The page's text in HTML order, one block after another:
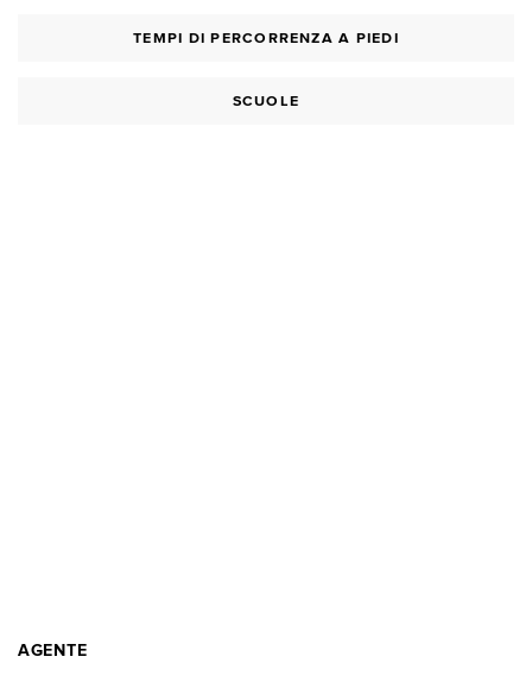
TEMPI DI PERCORRENZA A PIEDI
SCUOLE
AGENTE